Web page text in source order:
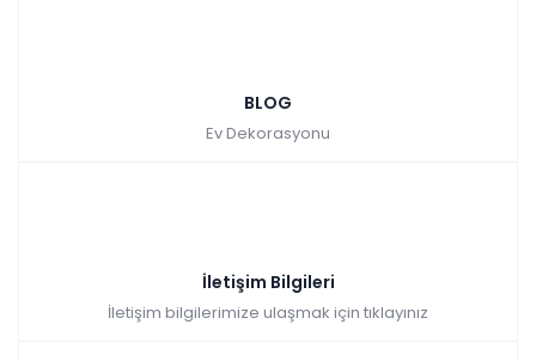
taksit
BLOG
Ev Dekorasyonu
İletişim Bilgileri
İletişim bilgilerimize ulaşmak için tıklayınız